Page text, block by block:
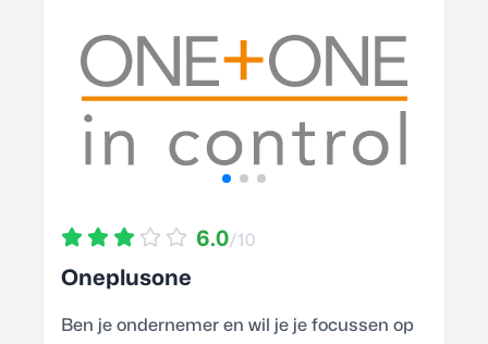
6.0/10
Oneplusone
Ben je ondernemer en wil je je focussen op